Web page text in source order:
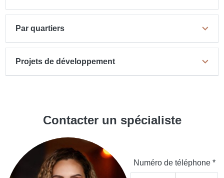
Par quartiers
Projets de développement
Contacter un spécialiste
Numéro de téléphone *